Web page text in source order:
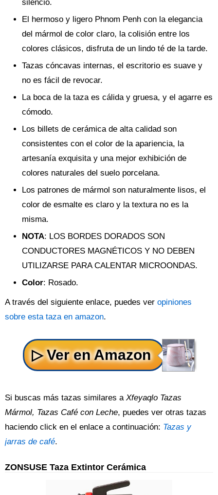
silencio.
El hermoso y ligero Phnom Penh con la elegancia
del mármol de color claro, la colisión entre los
colores clásicos, disfruta de un lindo té de la tarde.
Tazas cóncavas internas, el escritorio es suave y
no es fácil de revocar.
La boca de la taza es cálida y gruesa, y el agarre es
cómodo.
Los billets de cerámica de alta calidad son
consistentes con el color de la apariencia, la
artesanía exquisita y una mejor exhibición de
colores naturales del suelo porcelana.
Los patrones de mármol son naturalmente lisos, el
color de esmalte es claro y la textura no es la
misma.
NOTA: LOS BORDES DORADOS SON
CONDUCTORES MAGNÉTICOS Y NO DEBEN
UTILIZARSE PARA CALENTAR MICROONDAS.
Color: Rosado.
A través del siguiente enlace, puedes ver opiniones
sobre esta taza en amazon.
Si buscas más tazas similares a Xfeyaqlo Tazas
Mármol, Tazas Café con Leche, puedes ver otras tazas
haciendo click en el enlace a continuación: Tazas y
jarras de café.
ZONSUSE Taza Extintor Cerámica